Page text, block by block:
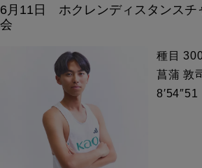
6月11日 ホクレンディスタンスチ
会
種目
菖蒲 敦
8′54″51